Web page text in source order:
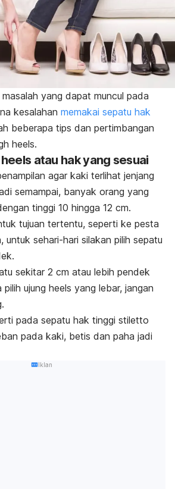
yang dapat muncul pada
kesalahan memakai sepatu hak
beberapa tips dan pertimbangan
heels.
heels atau hak yang sesuai
agar kaki terlihat jenjang
semampai, banyak orang yang
tinggi 10 hingga 12 cm.
tujuan tertentu, seperti ke pesta
untuk sehari-hari silakan pilih sepatu
sekitar 2 cm atau lebih pendek
pilih ujung heels yang lebar, jangan
pada sepatu hak tinggi stiletto
pada kaki, betis dan paha jadi
Iklan